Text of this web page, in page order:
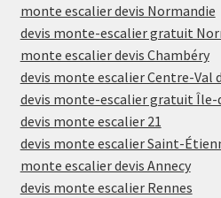
monte escalier devis Normandie
devis monte-escalier gratuit
monte escalier devis Chambéry
devis monte escalier Centre-Val
devis monte-escalier gratuit Île-
devis monte escalier 21
devis monte escalier Saint-
monte escalier devis Annecy
devis monte escalier Rennes